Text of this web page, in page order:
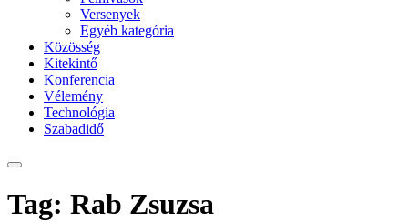
Versenyek
Egyéb kategória
Közösség
Kitekintő
Konferencia
Vélemény
Technológia
Szabadidő
Tag: Rab Zsuzsa